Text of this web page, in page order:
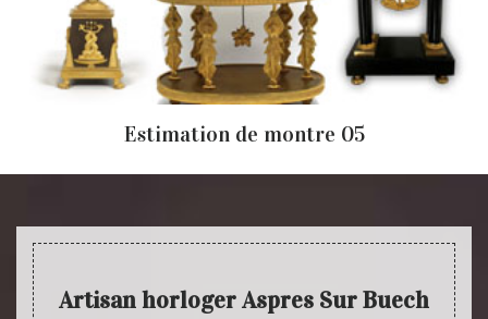
Estimation de montre 05
Artisan horloger Aspres Sur Buech